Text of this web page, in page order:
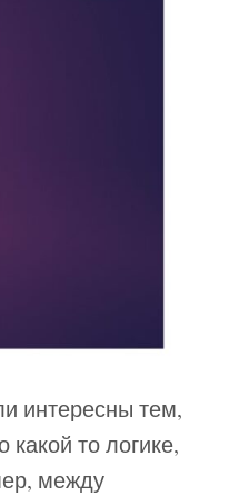
интересны тем,
то логике,
между